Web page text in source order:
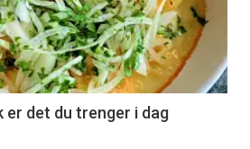
er det du trenger i dag